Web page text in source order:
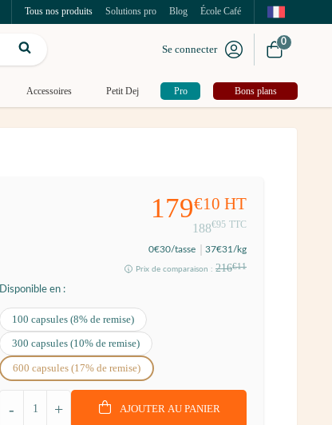
Tous nos produits Solutions pro Blog École Café
Se connecter
0
Accessoires Petit Dej Pro Bons plans
179€10 HT
188€95 TTC
0€30/tasse 37€31 /kg
Prix de comparaison : 216€11
Disponible en :
100 capsules (8% de remise)
300 capsules (10% de remise)
600 capsules (17% de remise)
+
- AJOUTER AU PANIER